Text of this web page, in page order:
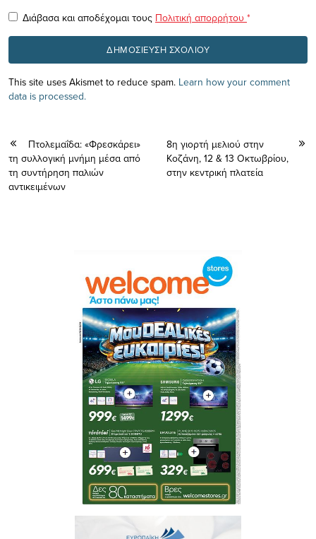
Διάβασα και αποδέχομαι τους Πολιτική απορρήτου *
This site uses Akismet to reduce spam. Learn how your comment
data is processed.
Πτολεμαΐδα: «Φρεσκάρει»
τη συλλογική μνήμη μέσα από
τη συντήρηση παλιών
αντικειμένων
8η γιορτή μελιού στην
Κοζάνη, 12 & 13 Οκτωβρίου,
στην κεντρική πλατεία